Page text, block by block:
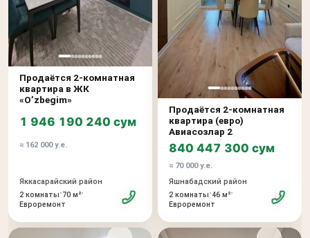
Продаётся 2-комнатная
квартира в ЖК
«O’zbegim»
1 946 190 240 сум
≈ 162 000 у.е.
Яккасарайский район
2 комнаты•70 м²•
Евроремонт
Продаётся 2-комнатная
квартира (евро)
Авиасозлар 2
840 447 300 сум
≈ 70 000 у.е.
Яшнабадский район
2 комнаты•46 м²•
Евроремонт